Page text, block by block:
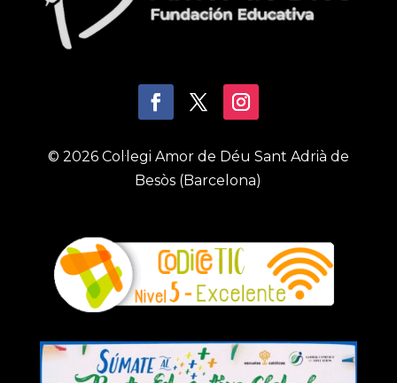
© 2026 Col·legi Amor de Déu Sant Adrià de
Besòs (Barcelona)